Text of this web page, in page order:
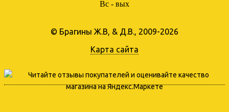
Вс - вых
© Брагины Ж.В, & Д.В., 2009-2026
Карта сайта